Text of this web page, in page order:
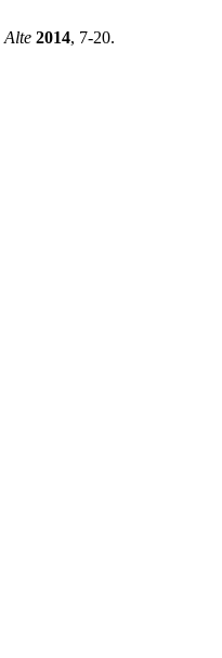
Alte 2014, 7-20.